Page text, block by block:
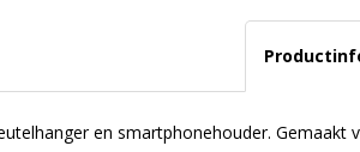
en smartphonehouder.